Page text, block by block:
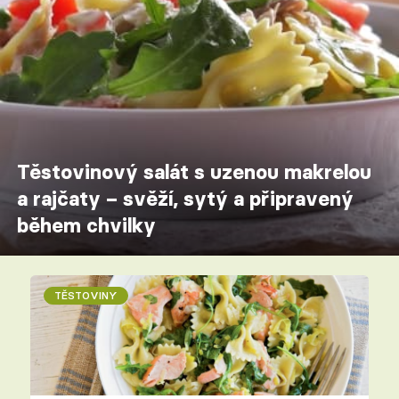
Těstovinový salát s uzenou makrelou
a rajčaty – svěží, sytý a připravený
během chvilky
TĚSTOVINY